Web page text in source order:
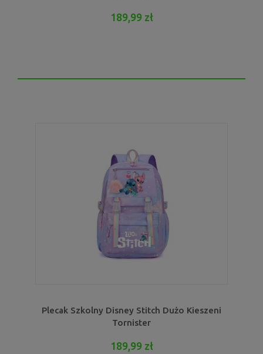
189,99 zł
Plecak Szkolny Disney Stitch Dużo Kieszeni
Tornister
189,99 zł